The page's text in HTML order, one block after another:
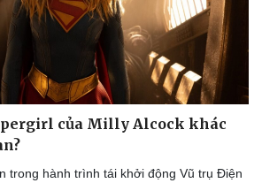
của Milly Alcock khác
trong hành trình tái khởi động Vũ trụ Điện